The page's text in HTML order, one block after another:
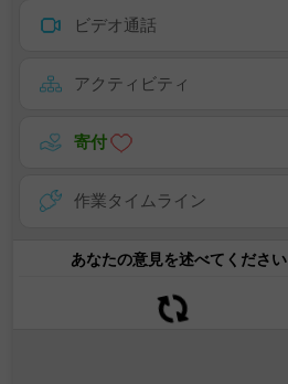
ビデオ通話
アクティビティ
寄付
作業タイムライン
あなたの意見を述べてください